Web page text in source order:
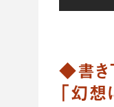
◆書
「幻